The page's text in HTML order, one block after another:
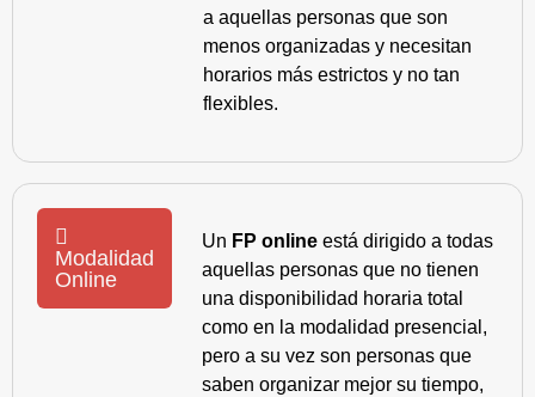
a aquellas personas que son
menos organizadas y necesitan
horarios más estrictos y no tan
flexibles.
Modalidad
Online
Un FP online está dirigido a todas
aquellas personas que no tienen
una disponibilidad horaria total
como en la modalidad presencial,
pero a su vez son personas que
saben organizar mejor su tiempo,